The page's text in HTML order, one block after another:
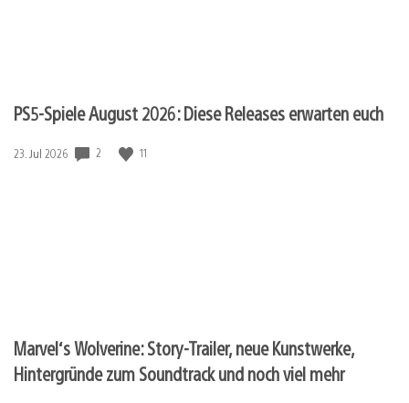
PS5-Spiele August 2026: Diese Releases erwarten euch
Veröffentlichungsdatum:
23. Jul 2026 2 11
Marvel‘s Wolverine: Story-Trailer, neue Kunstwerke,
Hintergründe zum Soundtrack und noch viel mehr